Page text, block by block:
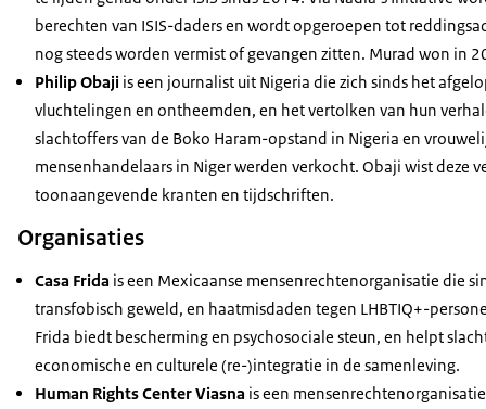
berechten van ISIS-daders en wordt opgeroepen tot
nog steeds worden vermist of gevangen zitten. Murad won in
Philip Obaji is een journalist uit Nigeria die zich sinds het
vluchtelingen en ontheemden, en het vertolken van hun
slachtoffers van de Boko Haram-opstand in Nigeria en
mensenhandelaars in Niger werden verkocht. Obaji wist deze
toonaangevende kranten en tijdschriften.
Organisaties
Casa Frida is een Mexicaanse mensenrechtenorganisatie die
transfobisch geweld, en haatmisdaden tegen LHBTIQ+-
Frida biedt bescherming en psychosociale steun, en helpt
economische en culturele (re-)integratie in de samenleving.
Human Rights Center Viasna is een